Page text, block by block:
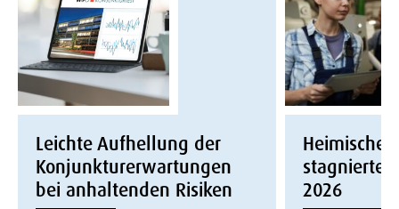
Leichte Aufhellung der
Konjunkturerwartungen
bei anhaltenden Risiken
Heimische
stagnierte
2026